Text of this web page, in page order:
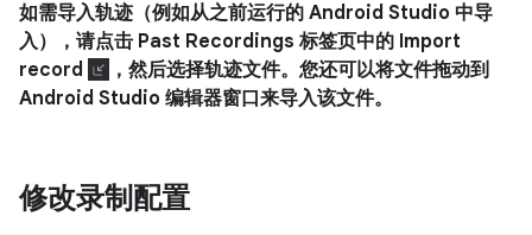
如需导入轨迹（例如从之前运行的 Android Studio 中导
入），请点击 Past Recordings 标签页中的 Import
record
，然后选择轨迹文件。您还可以将文件拖动到
Android Studio 编辑器窗口来导入该文件。
修改录制配置